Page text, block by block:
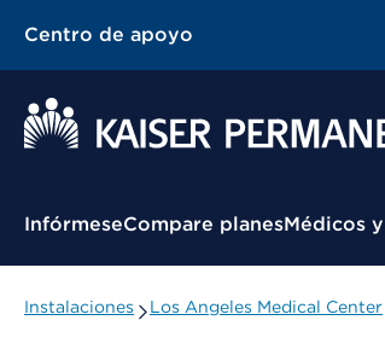
Centro de apoyo
Menú contextual
InfórmeseCompare planesMédicos
Instalaciones Los Angeles Medical Center